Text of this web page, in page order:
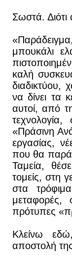
Σωστά.
μπουκάλι
καλή
διαδικτύου,
να δίνει τα
αυτοί, από
«Πράσινη
εργασίας,
που θα
Ταμεία,
τομείς, στη
στα
μεταφορές,
πρότυπες
Κλείνω
αποστολή